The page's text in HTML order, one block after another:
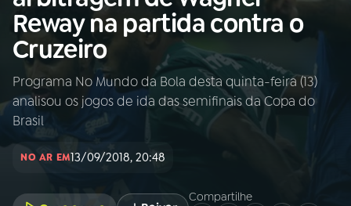
Nacional
Buscar
AO VIVO
01INÍCIO
02A RÁDIO
Reway na partida contra o
Cruzeiro
Programa No Mundo da Bola desta quinta-feira (13)
analisou os jogos de ida das semifinais da Copa do
Brasil
NO AR EM13/09/2018, 20:48
Compartilhe